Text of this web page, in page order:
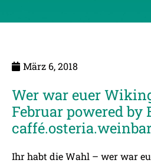
März 6, 2018
Wer war euer
Februar powered by
Ihr habt die Wahl – wer war